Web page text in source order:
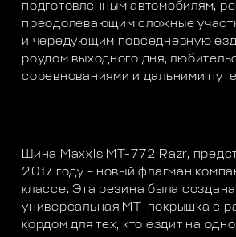
подготовленным автомобилям,
преодолевающим сложные
и чередующим повседневную
роудом выходного дня,
соревнованиями и дальними
Шина Maxxis MТ-772 Razr,
2017 году – новый флагман
классе. Эта резина была создана
универсальная МТ-покрышка с
кордом для тех, кто ездит на